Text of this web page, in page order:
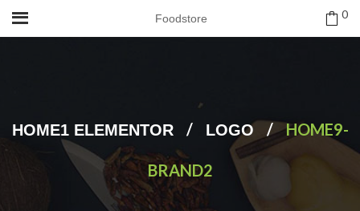
Foodstore 0
HOME1 ELEMENTOR / LOGO / HOME9-
BRAND2